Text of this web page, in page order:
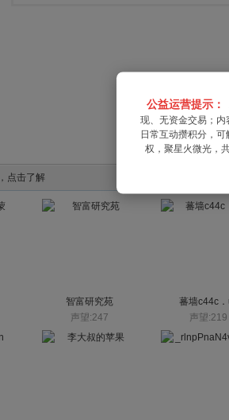
公益运营提示：
现、无资金交易；内
日常互动攒积分，
权，聚星火微光，
智富研究苑
声望:247
蕃墙c44c
声望:219